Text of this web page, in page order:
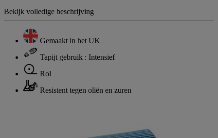
Bekijk volledige beschrijving
Gemaakt in het UK
Tapijt gebruik : Intensief
Rol
Resistent tegen oliën en zuren